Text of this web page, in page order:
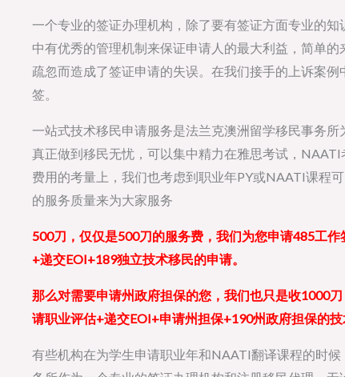
一个专业的签证办理机构，除了要有签证方面专业的
中有优秀的管理机制来保证申请人的最大利益，简单
疏忽而造成了签证申请的失误。在我们接手的上诉案
签。
一站式技术移民申请服务是法兰克澳洲留学移民事务
真正做到移民无忧，可以集中精力在雅思考试，
费用的考量上，我们也考虑到职业年PY或NAATI课程
的服务质量来为大家服务
500刀，仅仅是500刀的服务费，我们为您申请485工
+递交EOI+189独立技术移民的申请。
那么对需要申请州政府担保的您，我们也只是收1000
请职业评估+递交EOI+申请州担保+190州政府担保的技
有些机构在为学生申请职业年和NAATI翻译课程的时